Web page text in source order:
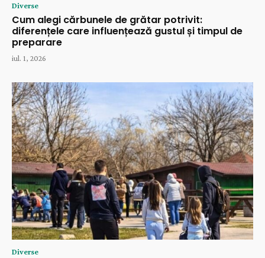
Diverse
Cum alegi cărbunele de grătar potrivit:
diferențele care influențează gustul și timpul de
preparare
iul. 1, 2026
Diverse